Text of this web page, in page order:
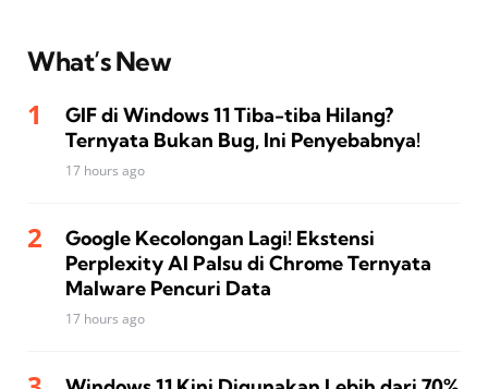
What’s New
GIF di Windows 11 Tiba-tiba Hilang?
Ternyata Bukan Bug, Ini Penyebabnya!
17 hours ago
Google Kecolongan Lagi! Ekstensi
Perplexity AI Palsu di Chrome Ternyata
Malware Pencuri Data
17 hours ago